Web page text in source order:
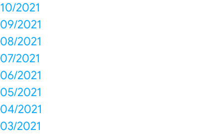
10/2021
09/2021
08/2021
07/2021
06/2021
05/2021
04/2021
03/2021